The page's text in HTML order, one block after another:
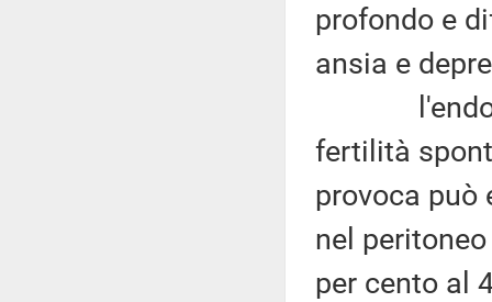
profondo e
ansia e
fertilità
provoca può
nel
per cento al